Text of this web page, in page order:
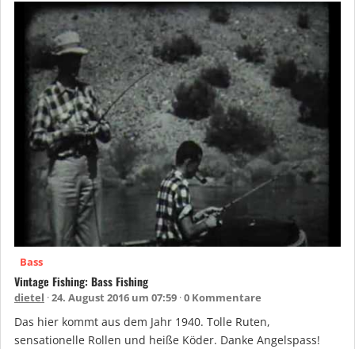
Bass
Vintage Fishing: Bass Fishing
dietel 24. August 2016 um 07:59 0 Kommentare
Das hier kommt aus dem Jahr 1940. Tolle Ruten,
sensationelle Rollen und heiße Köder. Danke Angelspass!